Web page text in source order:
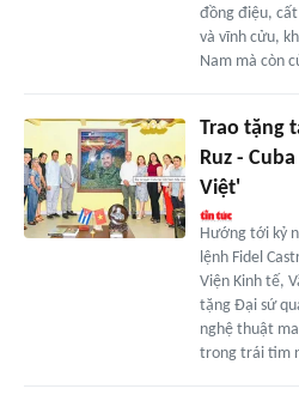
đồng điệu,
và vĩnh cửu,
Nam mà còn
Trao tặng
Ruz -
Việt'
Hướng tới kỷ
lệnh Fidel
Viện Kinh tế,
tặng Đại sứ
nghệ thuật
trong trái tim